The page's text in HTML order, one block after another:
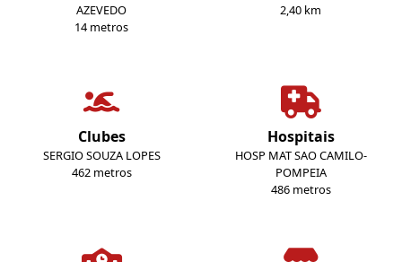
AZEVEDO
14 metros
2,40 km
Clubes
SERGIO SOUZA LOPES
462 metros
Hospitais
HOSP MAT SAO CAMILO-
POMPEIA
486 metros